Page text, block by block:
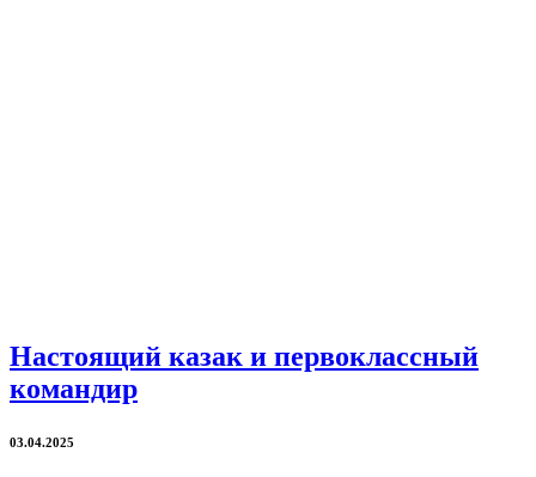
Настоящий казак и первоклассный
командир
03.04.2025